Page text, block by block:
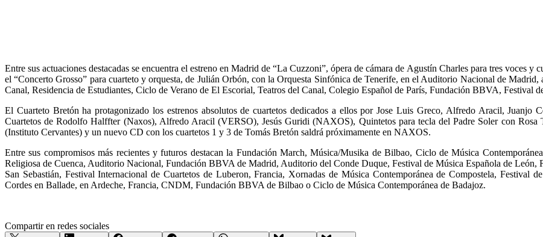
Entre sus actuaciones destacadas se encuentra el estreno en Madrid de “La Cuzzoni”, ópera de cámara de Agustín Charles para tres voces
el “Concerto Grosso” para cuarteto y orquesta, de Julián Orbón, con la Orquesta Sinfónica de Tenerife, en el Auditorio Nacional de
Canal, Residencia de Estudiantes, Ciclo de Verano de El Escorial, Teatros del Canal, Colegio Español de París, Fundación BBVA, Festival
El Cuarteto Bretón ha protagonizado los estrenos absolutos de cuartetos dedicados a ellos por Jose Luis Greco, Alfredo Aracil,
Cuartetos de Rodolfo Halffter (Naxos), Alfredo Aracil (VERSO), Jesús Guridi (NAXOS), Quintetos para tecla del Padre Soler con
(Instituto Cervantes) y un nuevo CD con los cuartetos 1 y 3 de Tomás Bretón saldrá próximamente en NAXOS.
Entre sus compromisos más recientes y futuros destacan la Fundación March, Música/Musika de Bilbao, Ciclo de Música
Religiosa de Cuenca, Auditorio Nacional, Fundación BBVA de Madrid, Auditorio del Conde Duque, Festival de Música Española de León,
San Sebastián, Festival Internacional de Cuartetos de Luberon, Francia, Xornadas de Música Contemporánea de Compostela, Festival
Cordes en Ballade, en Ardeche, Francia, CNDM, Fundación BBVA de Bilbao o Ciclo de Música Contemporánea de Badajoz.
Compartir en redes sociales